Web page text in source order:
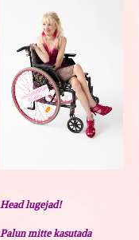
Head lugejad!
Palun mitte kasutada